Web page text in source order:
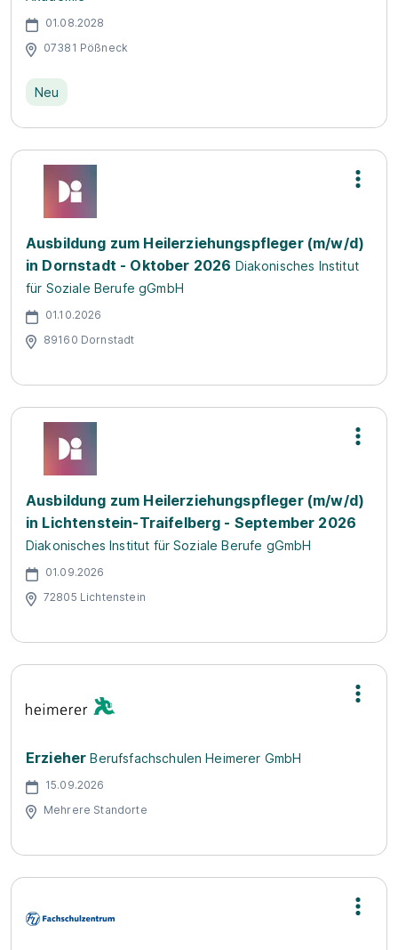
01.08.2028
07381 Pößneck
Neu
Ausbildung zum Heilerziehungspfleger (m/w/d)
in Dornstadt - Oktober 2026 Diakonisches Institut
für Soziale Berufe gGmbH
01.10.2026
89160 Dornstadt
Ausbildung zum Heilerziehungspfleger (m/w/d)
in Lichtenstein-Traifelberg - September 2026
Diakonisches Institut für Soziale Berufe gGmbH
01.09.2026
72805 Lichtenstein
Erzieher Berufsfachschulen Heimerer GmbH
15.09.2026
Mehrere Standorte